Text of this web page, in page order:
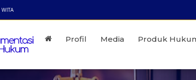
WITA
Profil Media Produk